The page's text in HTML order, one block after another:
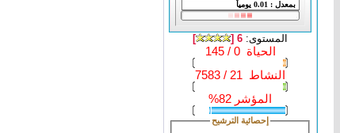
المستوى: 6 [
]
الحياة 0 / 145
النشاط 21 / 7583
المؤشر 82%
إحصائية الترشيح